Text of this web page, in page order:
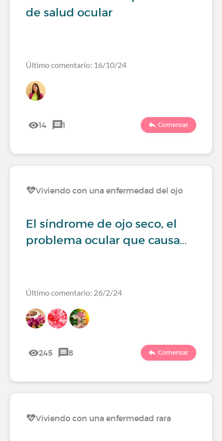
de salud ocular
Último comentario: 16/10/24
14 1 Comentar
Viviendo con una enfermedad del ojo
El síndrome de ojo seco, el
problema ocular que causa…
Último comentario: 26/2/24
245 8 Comentar
Viviendo con una enfermedad rara